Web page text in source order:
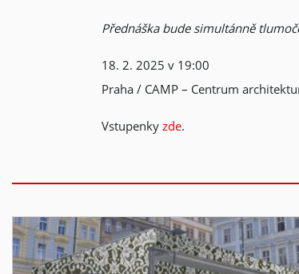
Přednáška bude simultánně
18. 2. 2025 v 19:00
Praha / CAMP – Centrum
Vstupenky zde.